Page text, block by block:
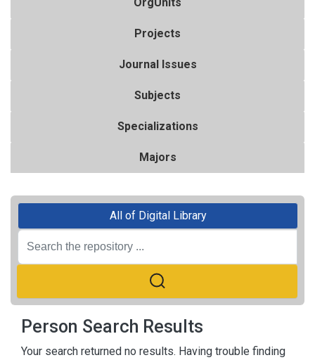
Projects
Journal Issues
Subjects
Specializations
Majors
All of Digital Library
Person Search Results
Your search returned no results. Having trouble finding